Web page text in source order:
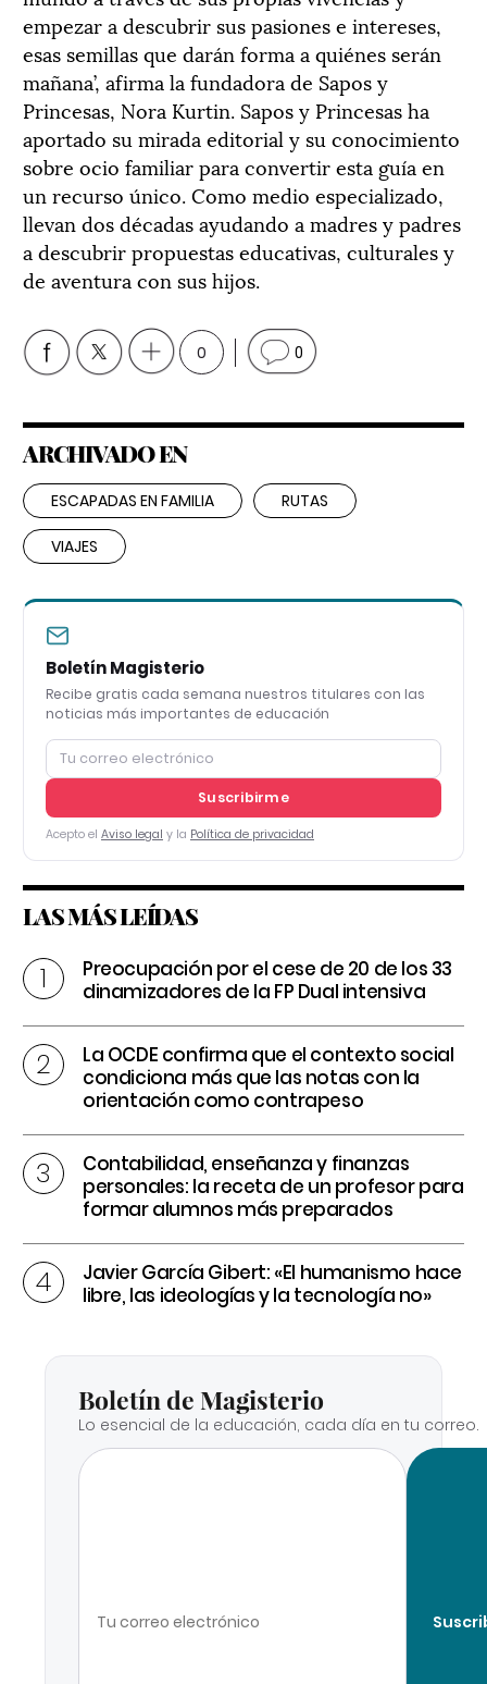
empezar a descubrir sus pasiones e intereses,
esas semillas que darán forma a quiénes serán
mañana’, afirma la fundadora de Sapos y
Princesas, Nora Kurtin. Sapos y Princesas ha
aportado su mirada editorial y su conocimiento
sobre ocio familiar para convertir esta guía en
un recurso único. Como medio especializado,
llevan dos décadas ayudando a madres y padres
a descubrir propuestas educativas, culturales y
de aventura con sus hijos.
0 0
ARCHIVADO EN
ESCAPADAS EN FAMILIA RUTAS
VIAJES
Boletín Magisterio
Recibe gratis cada semana nuestros titulares con las
noticias más importantes de educación
Suscribirme
Acepto el Aviso legal y la Política de privacidad
LAS MÁS LEÍDAS
Preocupación por el cese de 20 de los 33
dinamizadores de la FP Dual intensiva
La OCDE confirma que el contexto social
condiciona más que las notas con la
orientación como contrapeso
Contabilidad, enseñanza y finanzas
personales: la receta de un profesor para
formar alumnos más preparados
Javier García Gibert: «El humanismo hace
libre, las ideologías y la tecnología no»
Boletín de Magisterio
Lo esencial de la educación, cada día en tu correo.